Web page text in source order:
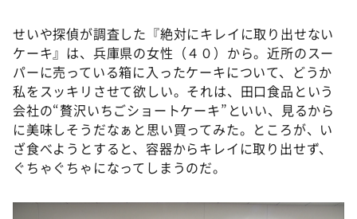
新婚さんいらっしゃい！
ポツンと一軒家
ザキ山小屋本館
ぺこぱのまるスポ
アナ回覧板
せいや探偵が調査した『絶対にキレイに取り出せない
ケーキ』は、兵庫県の女性（４０）から。近所のスー
パーに売っている箱に入ったケーキについて、どうか
私をスッキリさせて欲しい。それは、田口食品という
会社の“贅沢いちごショートケーキ”といい、見るから
に美味しそうだなぁと思い買ってみた。ところが、い
ざ食べようとすると、容器からキレイに取り出せず、
ぐちゃぐちゃになってしまうのだ。